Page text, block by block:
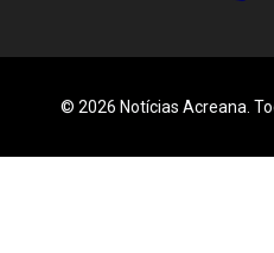
© 2026 Notícias Acreana.